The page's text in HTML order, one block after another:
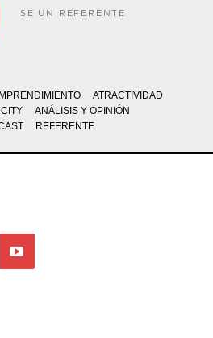
SÉ UN REFERENTE
ATRACTIVIDAD
ANÁLISIS Y OPINIÓN
REFERENTE